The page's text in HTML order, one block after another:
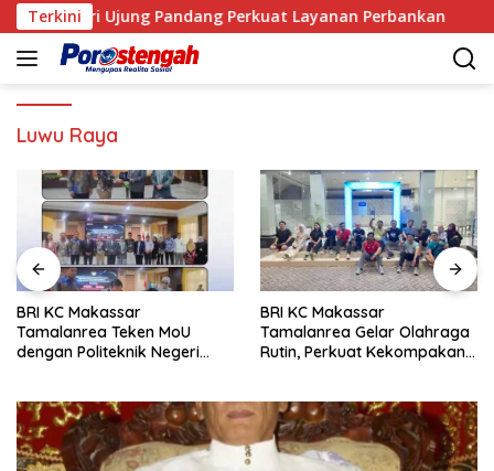
Langsung
ke
konten
TerkiniUjung Pandang Perkuat Layanan Perbankan
Luwu Raya
BRI KC Makassar
Tamalanrea Teken MoU
dengan Politeknik Negeri
BRI KC Makassar
Tamalanrea Gelar Olahraga
Rutin, Perkuat Kekompakan